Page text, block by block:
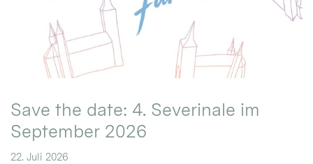
Save the date: 4. Severinale im
September 2026
22. Juli 2026